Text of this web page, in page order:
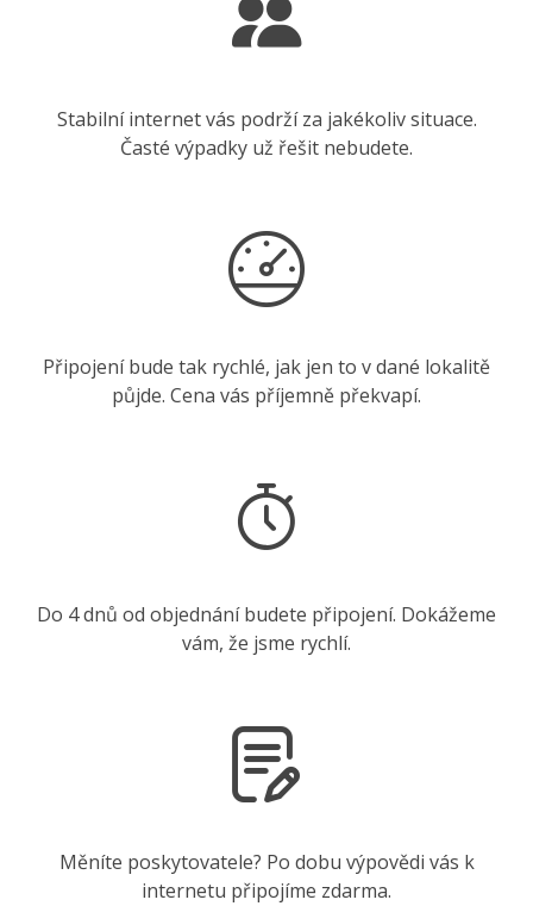
Stabilní internet vás podrží za jakékoliv situace.
Časté výpadky už řešit nebudete.
Připojení bude tak rychlé, jak jen to v dané lokalitě
půjde. Cena vás příjemně překvapí.
Do 4 dnů od objednání budete připojení. Dokážeme
vám, že jsme rychlí.
Měníte poskytovatele? Po dobu výpovědi vás k
internetu připojíme zdarma.